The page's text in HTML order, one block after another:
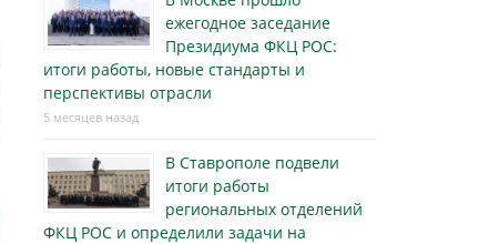
ежегодное заседание
Президиума ФКЦ РОС:
итоги работы, новые стандарты и
перспективы отрасли
5 месяцев назад
В Ставрополе подвели
итоги работы
региональных отделений
ФКЦ РОС и определили задачи на